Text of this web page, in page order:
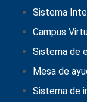
Sistema
Campus
Sistema de
Mesa de
Sistema de